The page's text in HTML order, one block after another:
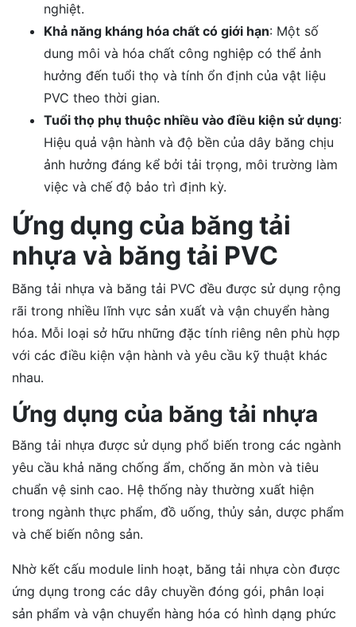
nghiệt.
Khả năng kháng hóa chất có giới hạn: Một số
dung môi và hóa chất công nghiệp có thể ảnh
hưởng đến tuổi thọ và tính ổn định của vật liệu
PVC theo thời gian.
Tuổi thọ phụ thuộc nhiều vào điều kiện sử dụng:
Hiệu quả vận hành và độ bền của dây băng chịu
ảnh hưởng đáng kể bởi tải trọng, môi trường làm
việc và chế độ bảo trì định kỳ.
Ứng dụng của băng tải
nhựa và băng tải PVC
Băng tải nhựa và băng tải PVC đều được sử dụng rộng
rãi trong nhiều lĩnh vực sản xuất và vận chuyển hàng
hóa. Mỗi loại sở hữu những đặc tính riêng nên phù hợp
với các điều kiện vận hành và yêu cầu kỹ thuật khác
nhau.
Ứng dụng của băng tải nhựa
Băng tải nhựa được sử dụng phổ biến trong các ngành
yêu cầu khả năng chống ẩm, chống ăn mòn và tiêu
chuẩn vệ sinh cao. Hệ thống này thường xuất hiện
trong ngành thực phẩm, đồ uống, thủy sản, dược phẩm
và chế biến nông sản.
Nhờ kết cấu module linh hoạt, băng tải nhựa còn được
ứng dụng trong các dây chuyền đóng gói, phân loại
sản phẩm và vận chuyển hàng hóa có hình dạng phức